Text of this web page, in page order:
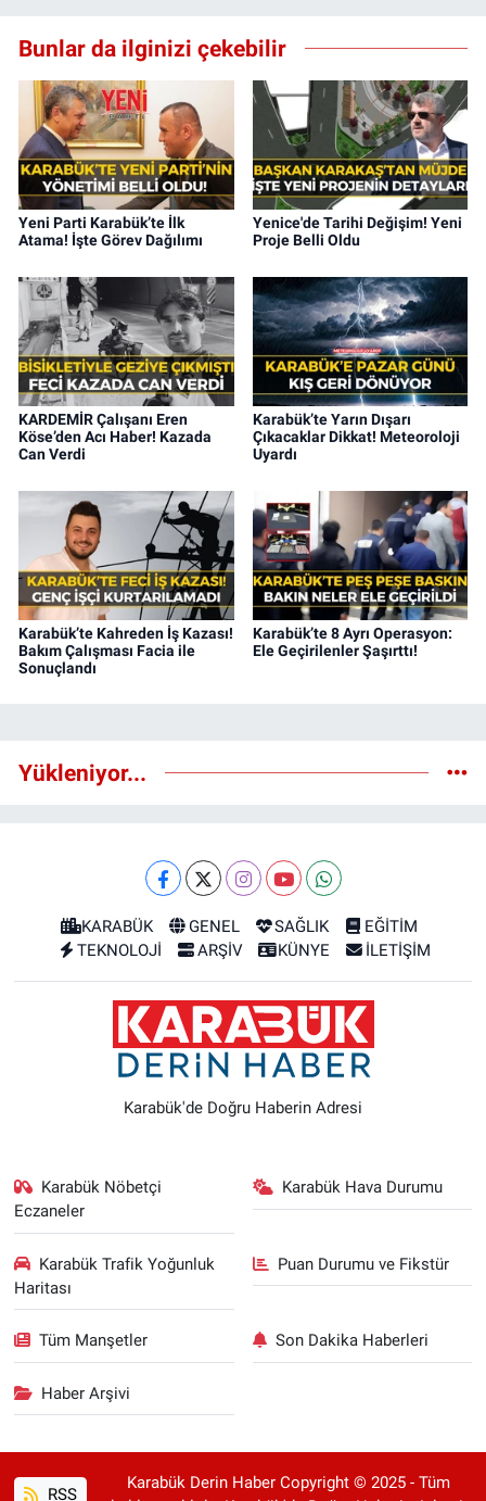
Bunlar da ilginizi çekebilir
Yeni Parti Karabük’te İlk
Atama! İşte Görev Dağılımı
Yenice'de Tarihi Değişim! Yeni
Proje Belli Oldu
KARDEMİR Çalışanı Eren
Köse’den Acı Haber! Kazada
Can Verdi
Karabük’te Yarın Dışarı
Çıkacaklar Dikkat! Meteoroloji
Uyardı
Karabük’te Kahreden İş Kazası!
Bakım Çalışması Facia ile
Sonuçlandı
Karabük’te 8 Ayrı Operasyon:
Ele Geçirilenler Şaşırttı!
Yükleniyor...
KARABÜK GENEL SAĞLIK
EĞİTİM
TEKNOLOJİ
ARŞİV KÜNYE İLETİŞİM
Karabük'de Doğru Haberin Adresi
Karabük Nöbetçi
Eczaneler
Karabük Hava Durumu
Karabük Trafik Yoğunluk
Haritası
Puan Durumu ve Fikstür
Tüm Manşetler Son Dakika Haberleri
Haber Arşivi
RSS
Karabük Derin Haber Copyright © 2025 - Tüm